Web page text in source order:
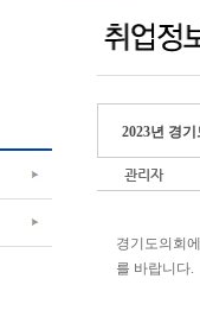
2023년 경
관리자
경기도의회
를 바랍니다.